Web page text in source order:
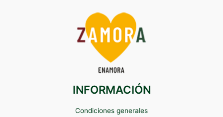
INFORMACIÓN
Condiciones generales